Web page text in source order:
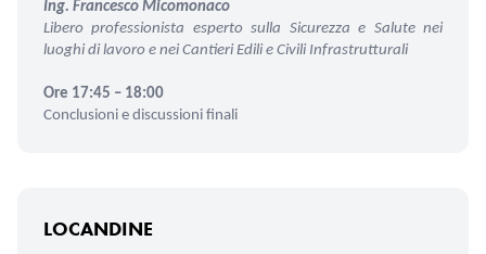
Ing. Francesco Micomonaco
Libero professionista esperto sulla Sicurezza e Salute nei
luoghi di lavoro e nei Cantieri Edili e Civili Infrastrutturali
Ore 17:45 – 18:00
Conclusioni e discussioni finali
LOCANDINE